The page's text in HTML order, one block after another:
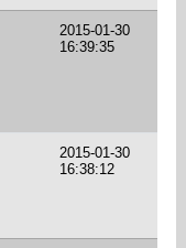
2015-01-30
16:39:35
2015-01-30
16:38:12